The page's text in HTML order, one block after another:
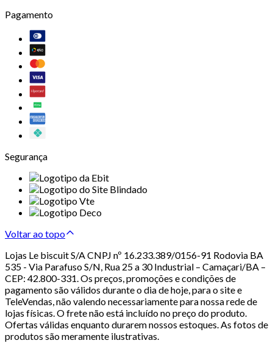
Pagamento
Segurança
Voltar ao topo
Lojas Le biscuit S/A CNPJ nº 16.233.389/0156-91 Rodovia BA
535 - Via Parafuso S/N, Rua 25 a 30 Industrial – Camaçari/BA –
CEP: 42.800-331. Os preços, promoções e condições de
pagamento são válidos durante o dia de hoje, para o site e
TeleVendas, não valendo necessariamente para nossa rede de
lojas físicas. O frete não está incluído no preço do produto.
Ofertas válidas enquanto durarem nossos estoques. As fotos de
produtos são meramente ilustrativas.